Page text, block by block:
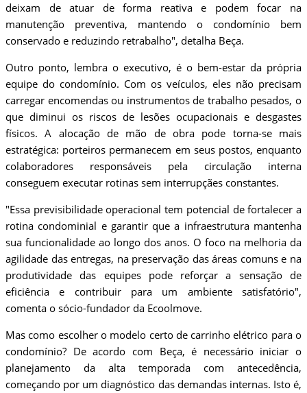
deixam de atuar de forma reativa e podem focar na
manutenção preventiva, mantendo o condomínio bem
conservado e reduzindo retrabalho", detalha Beça.
Outro ponto, lembra o executivo, é o bem-estar da própria
equipe do condomínio. Com os veículos, eles não precisam
carregar encomendas ou instrumentos de trabalho pesados, o
que diminui os riscos de lesões ocupacionais e desgastes
físicos. A alocação de mão de obra pode torna-se mais
estratégica: porteiros permanecem em seus postos, enquanto
colaboradores responsáveis pela circulação interna
conseguem executar rotinas sem interrupçães constantes.
"Essa previsibilidade operacional tem potencial de fortalecer a
rotina condominial e garantir que a infraestrutura mantenha
sua funcionalidade ao longo dos anos. O foco na melhoria da
agilidade das entregas, na preservação das áreas comuns e na
produtividade das equipes pode reforçar a sensação de
eficiência e contribuir para um ambiente satisfatório",
comenta o sócio-fundador da Ecoolmove.
Mas como escolher o modelo certo de carrinho elétrico para o
condomínio? De acordo com Beça, é necessário iniciar o
planejamento da alta temporada com antecedência,
começando por um diagnóstico das demandas internas. Isto é,